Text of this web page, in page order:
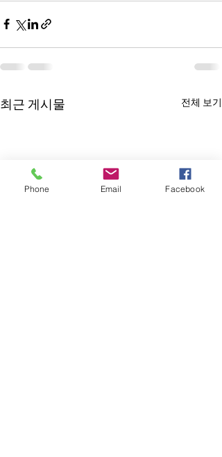
최근 게시물 전체 보기
Phone Email Facebook